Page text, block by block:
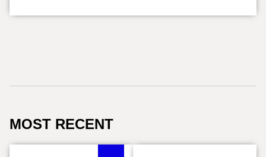
MOST RECENT